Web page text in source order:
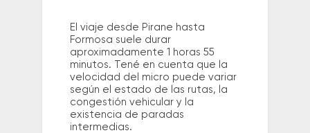
El viaje desde Pirane hasta
Formosa suele durar
aproximadamente 1 horas 55
minutos. Tené en cuenta que la
velocidad del micro puede variar
según el estado de las rutas, la
congestión vehicular y la
existencia de paradas
intermedias.